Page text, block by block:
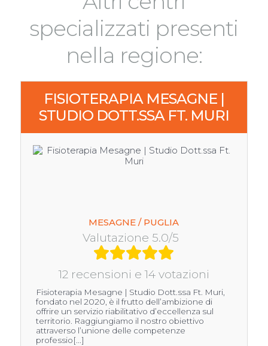
specializzati presenti
nella regione:
FISIOTERAPIA MESAGNE |
STUDIO DOTT.SSA FT. MURI
MESAGNE / PUGLIA
Valutazione 5.0/5
12 recensioni e 14 votazioni
Fisioterapia Mesagne | Studio Dott.ssa Ft. Muri,
fondato nel 2020, è il frutto dell’ambizione di
offrire un servizio riabilitativo d’eccellenza sul
territorio. Raggiungiamo il nostro obiettivo
attraverso l’unione delle competenze
professio[...]